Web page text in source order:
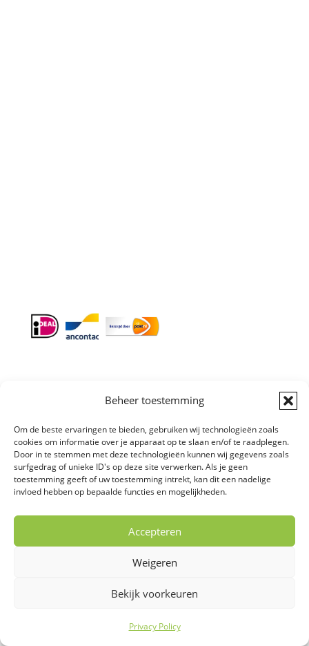
Beheer toestemming
Om de beste ervaringen te bieden, gebruiken wij technologieën zoals
cookies om informatie over je apparaat op te slaan en/of te raadplegen.
Door in te stemmen met deze technologieën kunnen wij gegevens zoals
surfgedrag of unieke ID's op deze site verwerken. Als je geen
toestemming geeft of uw toestemming intrekt, kan dit een nadelige
invloed hebben op bepaalde functies en mogelijkheden.
Accepteren
Weigeren
Bekijk voorkeuren
Privacy Policy
Algemene
Voorwaarden|SitemapCopyright © All
right reserved
Website gemaakt door:
4 Ever Webdesign